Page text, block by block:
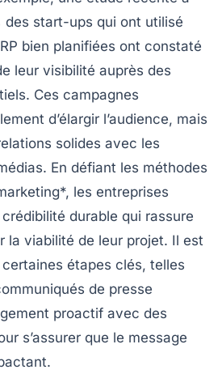
des start-ups qui ont utilisé
bien planifiées ont constaté
leur visibilité auprès des
Ces campagnes
d’élargir l’audience, mais
solides avec les
. En défiant les méthodes
les entreprises
durable qui rassure
la viabilité de leur projet. Il est
étapes clés, telles
de presse
proactif avec des
s’assurer que le message